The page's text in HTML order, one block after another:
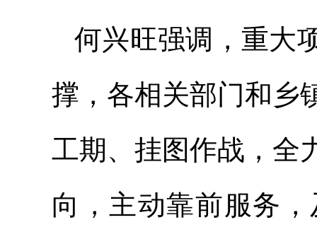
何兴旺强调，重大
撑，各相关部门和乡
工期、挂图作战，全
向，主动靠前服务